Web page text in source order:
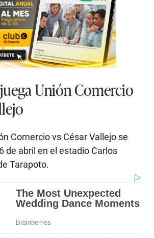
Unión Comercio
Comercio vs César Vallejo se
de abril en el estadio Carlos
Tarapoto.